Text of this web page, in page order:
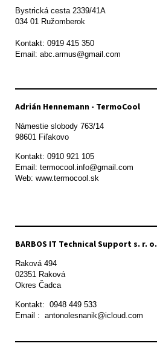
Bystrická cesta 2339/41A
034 01 Ružomberok
Kontakt: 0919 415 350
Adrián Hennemann - TermoCool
Námestie slobody 763/14
98601 Fiľakovo
Kontakt: 0910 921 105
Email: termocool.info@gmail.com
Web: www.termocool.sk
BARBOS IT Technical Support s. r. o.
Raková 494
02351 Raková
Okres Čadca
Kontakt:  0948 449 533
Email :  antonolesnanik@icloud.com